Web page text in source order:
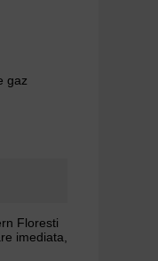
gaz
Floresti
imediata,